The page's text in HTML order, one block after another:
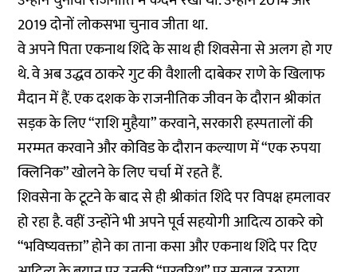
2019 दोनों लोकसभा चुनाव जीता था.
वे अपने पिता एकनाथ शिंदे के साथ ही शिवसेना से अलग हो गए
थे. वे अब उद्धव ठाकरे गुट की वैशाली दाबेकर राणे के खिलाफ
मैदान में हैं. एक दशक के राजनीतिक जीवन के दौरान श्रीकांत
सड़क के लिए “राशि मुहैया” करवाने, सरकारी हस्पतालों की
मरम्मत करवाने और कोविड के दौरान कल्याण में “एक रुपया
क्लिनिक” खोलने के लिए चर्चा में रहते हैं.
शिवसेना के टूटने के बाद से ही श्रीकांत शिंदे पर विपक्ष हमलावर
हो रहा है. वहीं उन्होंने भी अपने पूर्व सहयोगी आदित्य ठाकरे को
“भविष्यवक्ता” होने का ताना कसा और एकनाथ शिंदे पर दिए